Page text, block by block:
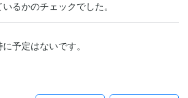
いるかのチェックでした。
に予定はないです。